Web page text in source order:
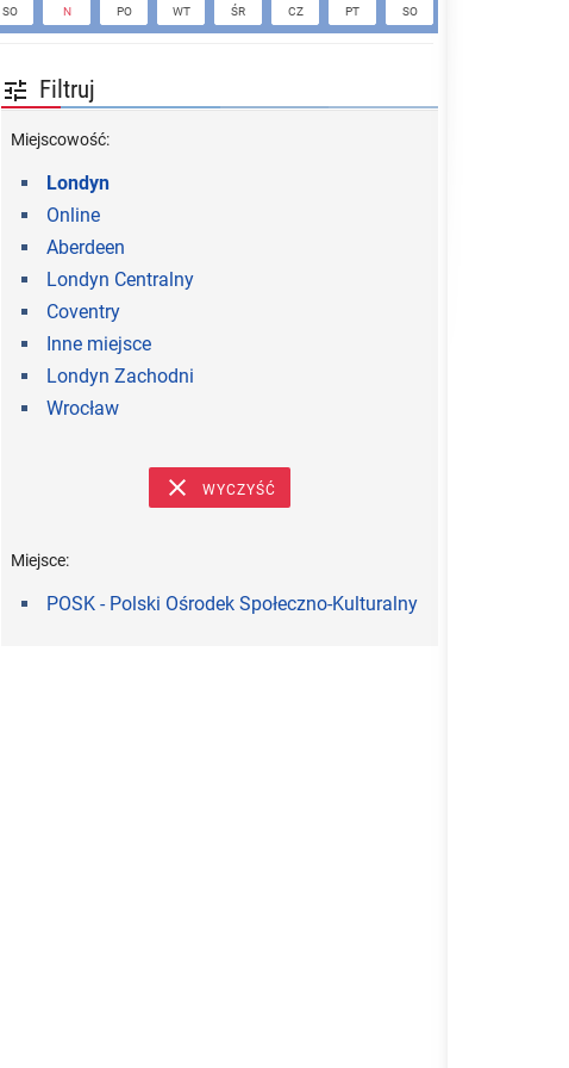
SO N PO WT ŚR CZ PT SO
 Filtruj
Miejscowość:
Londyn
Online
Aberdeen
Londyn Centralny
Coventry
Inne miejsce
Londyn Zachodni
Wrocław
WYCZYŚĆ
Miejsce:
POSK - Polski Ośrodek Społeczno-Kulturalny